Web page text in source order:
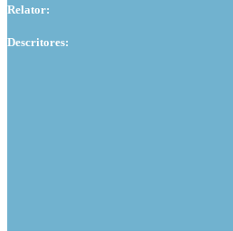
Relator:
Descritores: